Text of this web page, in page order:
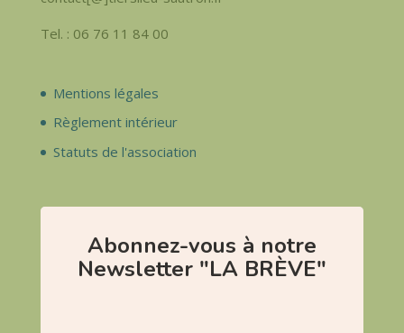
Tel. : 06 76 11 84 00
Mentions légales
Règlement intérieur
Statuts de l'association
Abonnez-vous à notre
Newsletter "LA BRÈVE"